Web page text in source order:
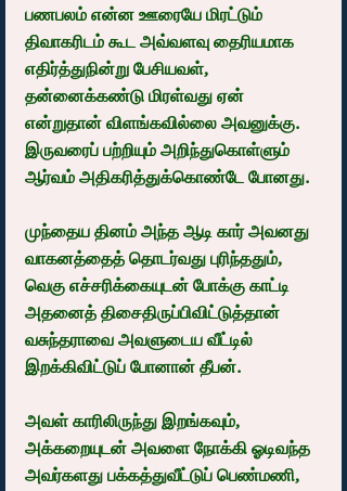
பணபலம் என்ன ஊரையே மிரட்டும்
திவாகரிடம் கூட அவ்வளவு தைரியமாக
எதிர்த்துநின்று பேசியவள்,
தன்னைக்கண்டு மிரள்வது ஏன்
என்றுதான் விளங்கவில்லை அவனுக்கு.
இருவரைப் பற்றியும் அறிந்துகொள்ளும்
ஆர்வம் அதிகரித்துக்கொண்டே போனது.
முந்தைய தினம் அந்த ஆடி கார் அவனது
வாகனத்தைத் தொடர்வது புரிந்ததும்,
வெகு எச்சரிக்கையுடன் போக்கு காட்டி
அதனைத் திசைதிருப்பிவிட்டுத்தான்
வசுந்தராவை அவளுடைய வீட்டில்
இறக்கிவிட்டுப் போனான் தீபன்.
அவள் காரிலிருந்து இறங்கவும்,
அக்கறையுடன் அவளை நோக்கி ஓடிவந்த
அவர்களது பக்கத்துவீட்டுப் பெண்மணி,